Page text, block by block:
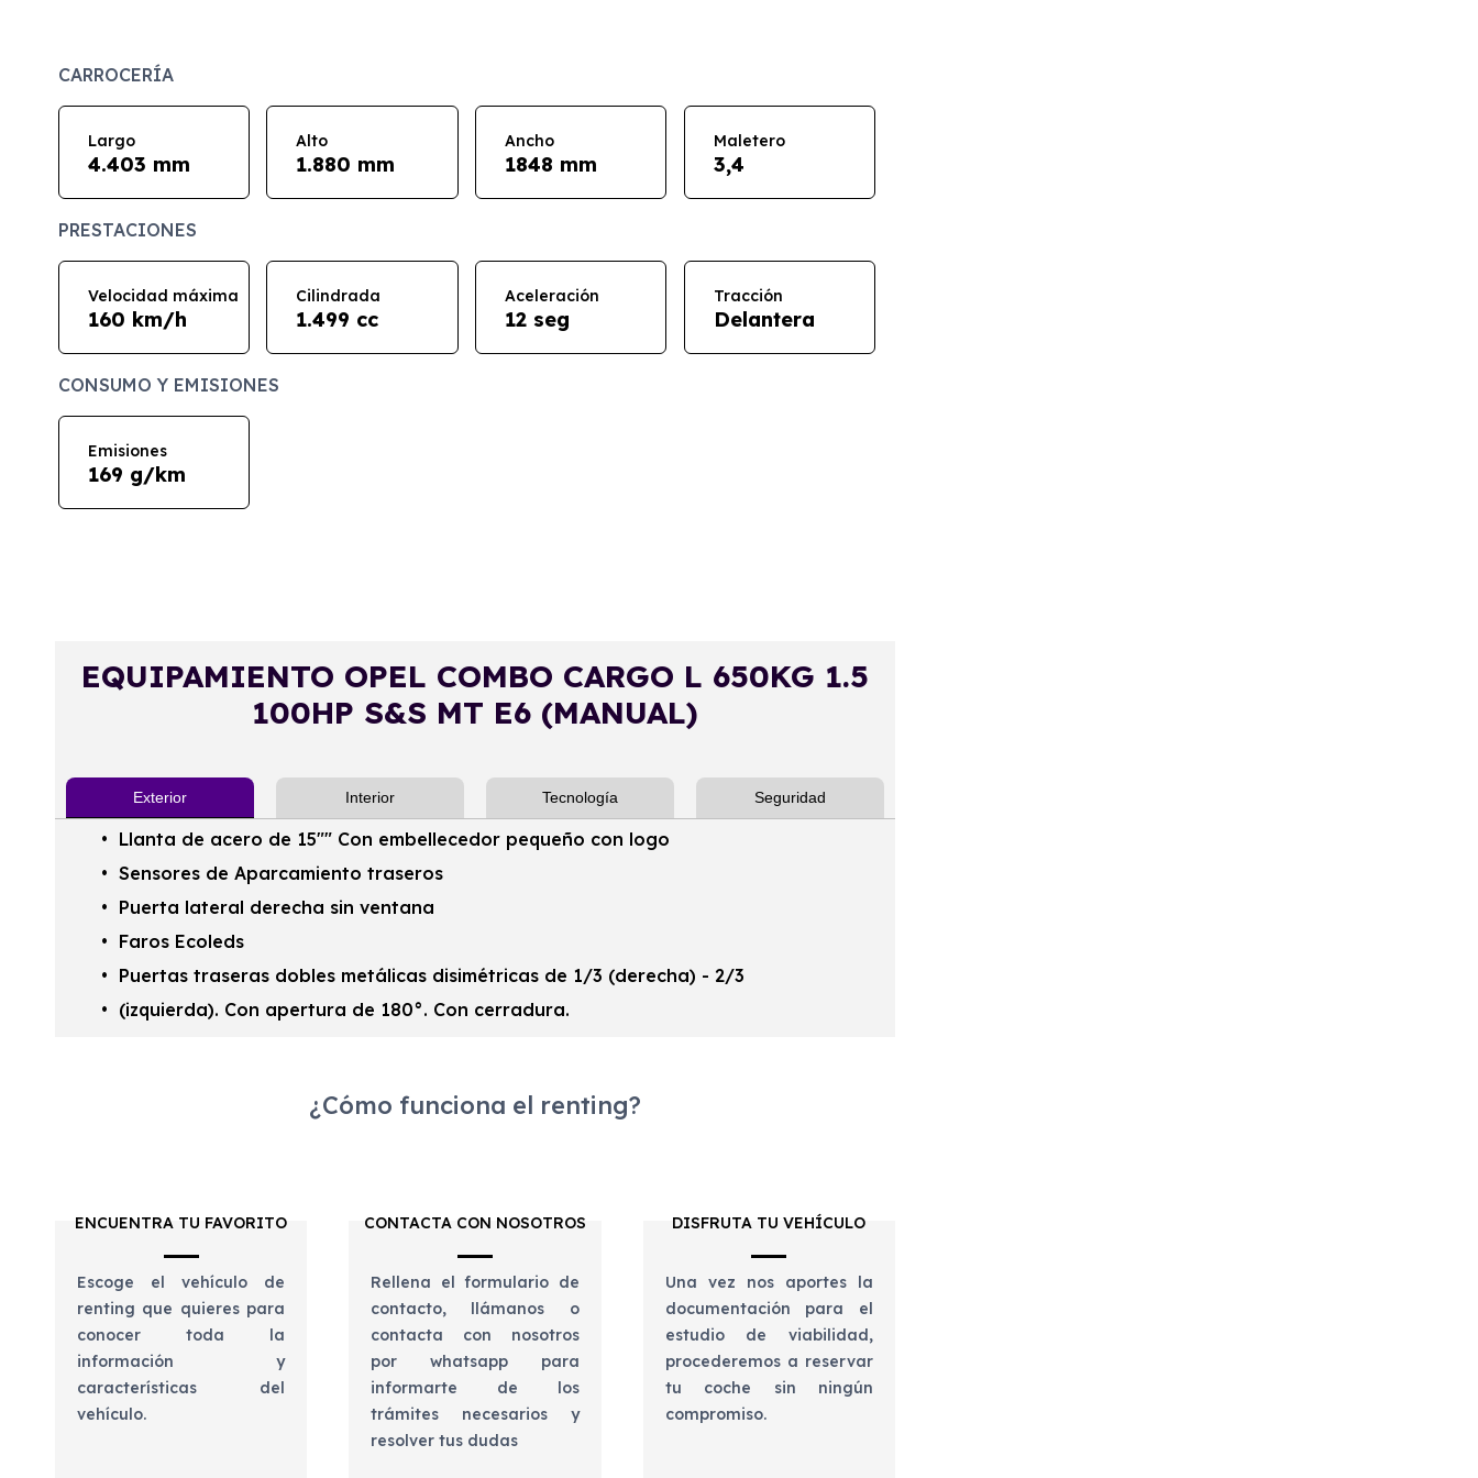
CARROCERÍA
Largo
4.403 mm
Alto
1.880 mm
Ancho
1848 mm
Maletero
3,4
PRESTACIONES
Velocidad máxima
160 km/h
Cilindrada
1.499 cc
Aceleración
12 seg
Tracción
Delantera
CONSUMO Y EMISIONES
Emisiones
169 g/km
EQUIPAMIENTO OPEL COMBO CARGO L 650KG 1.5
100HP S&S MT E6 (MANUAL)
Exterior Interior Tecnología Seguridad
Llanta de acero de 15"" Con embellecedor pequeño con logo
Sensores de Aparcamiento traseros
Puerta lateral derecha sin ventana
Faros Ecoleds
Puertas traseras dobles metálicas disimétricas de 1/3 (derecha) - 2/3
(izquierda). Con apertura de 180°. Con cerradura.
¿Cómo funciona el renting?
ENCUENTRA TU FAVORITO
Escoge el vehículo de
renting que quieres para
conocer toda la
información y
características del
vehículo.
CONTACTA CON NOSOTROS
Rellena el formulario de
contacto, llámanos o
contacta con nosotros
por whatsapp para
informarte de los
trámites necesarios y
resolver tus dudas
DISFRUTA TU VEHÍCULO
Una vez nos aportes la
documentación para el
estudio de viabilidad,
procederemos a reservar
tu coche sin ningún
compromiso.